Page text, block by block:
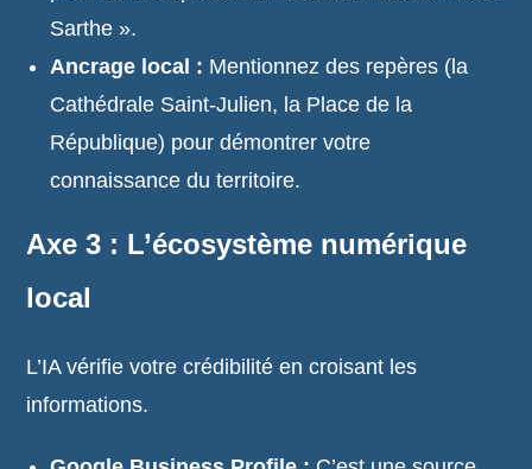
Sarthe ».
Ancrage local : Mentionnez des repères (la
Cathédrale Saint-Julien, la Place de la
République) pour démontrer votre
connaissance du territoire.
Axe 3 : L’écosystème numérique
local
L’IA vérifie votre crédibilité en croisant les
informations.